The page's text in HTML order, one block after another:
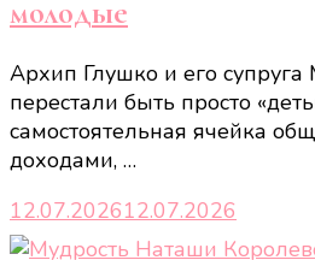
молодые
Архип Глушко и его супруга
перестали быть просто
самостоятельная ячейка
доходами, …
12.07.202612.07.2026